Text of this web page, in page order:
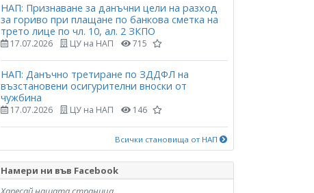
НАП: Признаване за данъчни цели на разход
за гориво при плащане по банкова сметка на
трето лице по чл. 10, ал. 2 ЗКПО
17.07.2026 ЦУ на НАП 715
НАП: Данъчно третиране по ЗДДФЛ на
възстановени осигурителни вноски от
чужбина
17.07.2026 ЦУ на НАП 146
Всички становища от НАП
Намери ни във Facebook